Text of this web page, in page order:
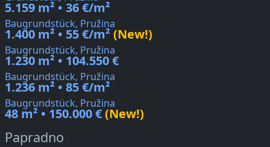
5.159 m² • 36 €/m²
Baugrundstück, Pružina
1.400 m² • 55 €/m² (New!)
Baugrundstück, Pružina
1.230 m² • 104.550 €
Baugrundstück, Pružina
1.236 m² • 85 €/m²
Baugrundstück, Pružina
48 m² • 150.000 €(New!)
Papradno